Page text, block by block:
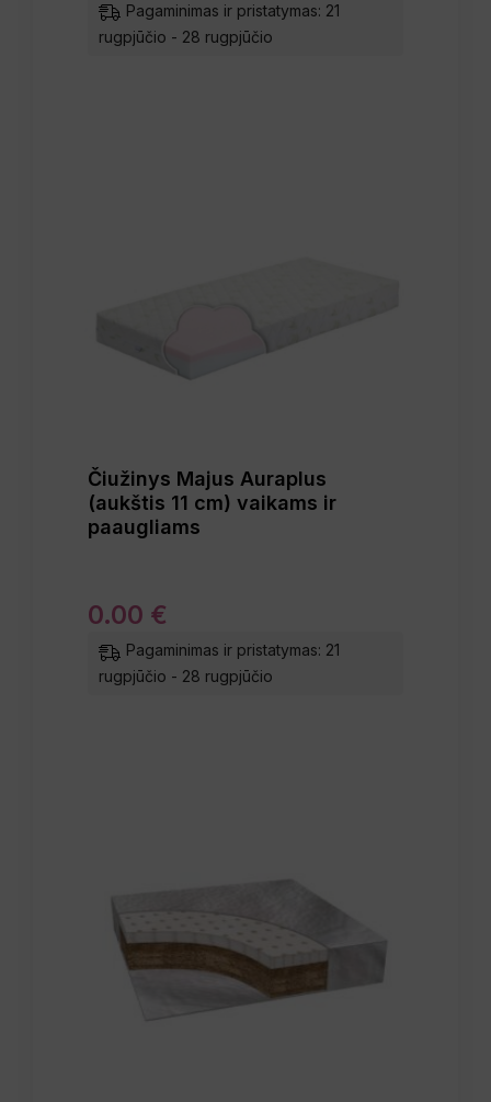
Pagaminimas ir pristatymas: 21
rugpjūčio - 28 rugpjūčio
Čiužinys Majus Auraplus
(aukštis 11 cm) vaikams ir
paaugliams
0.00 €
Pagaminimas ir pristatymas: 21
rugpjūčio - 28 rugpjūčio